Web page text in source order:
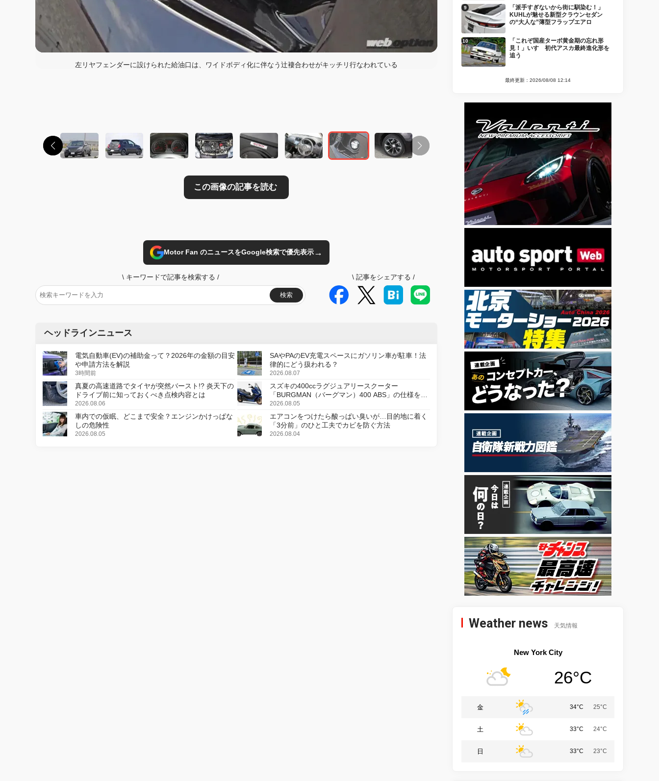
左リヤフェンダーに設けられた給油口は、ワイドボディ化に伴なう辻褄合わせがキッチリ行なわれている
Motor Fan のニュースをGoogle検索で優先表示→
\ キーワードで記事を検索する /
検索
\ 記事をシェアする /
ヘッドラインニュース
電気自動車(EV)の補助金って？2026年の金額の目安
や申請方法を解説
3時間前
SAやPAのEV充電スペースにガソリン車が駐車！法
律的にどう扱われる？
2026.08.07
真夏の高速道路でタイヤが突然バースト!? 炎天下の
ドライブ前に知っておくべき点検内容とは
2026.08.06
スズキの400ccラグジュアリースクーター
「BURGMAN（バーグマン）400 ABS」の仕様を変
更し、8月18日に発売
2026.08.05
車内での仮眠、どこまで安全？エンジンかけっぱな
しの危険性
2026.08.05
エアコンをつけたら酸っぱい臭いが…目的地に着く
「3分前」のひと工夫でカビを防ぐ方法
2026.08.04
「派手すぎないから街に馴染む！」
KUHLが魅せる新型クラウンセダン
の“大人な”薄型フラップエアロ
「これぞ国産ターボ黄金期の忘れ形
見！」いすゞ初代アスカ最終進化形を
追う
最終更新：2026/08/08 12:14
Weather news 天気情報
New York City
26°C
金 34°C 25°C
土 33°C 24°C
日 33°C 23°C